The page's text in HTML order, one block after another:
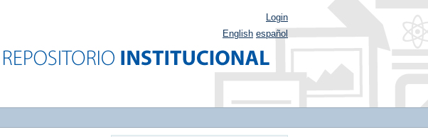
Login
English español